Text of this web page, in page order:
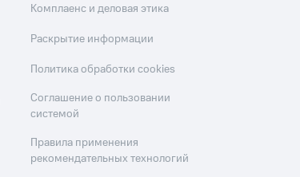
Комплаенс и деловая этика
Раскрытие информации
Политика обработки cookies
Соглашение о пользовании
системой
Правила применения
рекомендательных технологий